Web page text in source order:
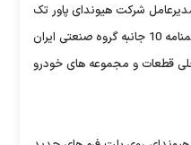
شرکت هیوندای پاور تک
امضا کردند.این سومین قرارداد از تفاهمنامه 10 جانبه گروه صنعتی ایران
قطعات و مجموعه های خودرو